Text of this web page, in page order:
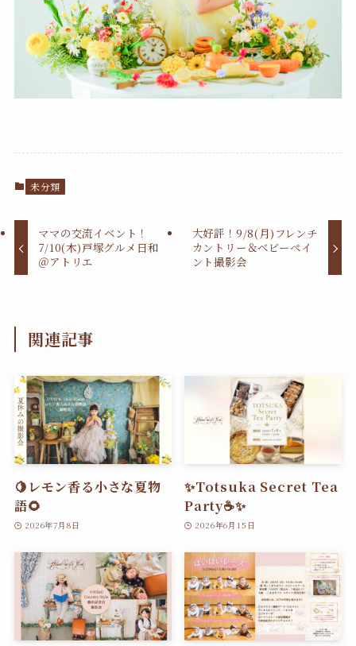
未分類
ママの交流イベント！
7/10(木)戸塚グルメ日和
＠アトリエ
大好評！9/8(月)フレンチ
カントリー＆ベビーペイ
ント撮影会
関連記事
🍋レモン香る小さな夏物
語🌻
2026年7月8日
✨Totsuka Secret Tea
Party☕️✨
2026年6月15日